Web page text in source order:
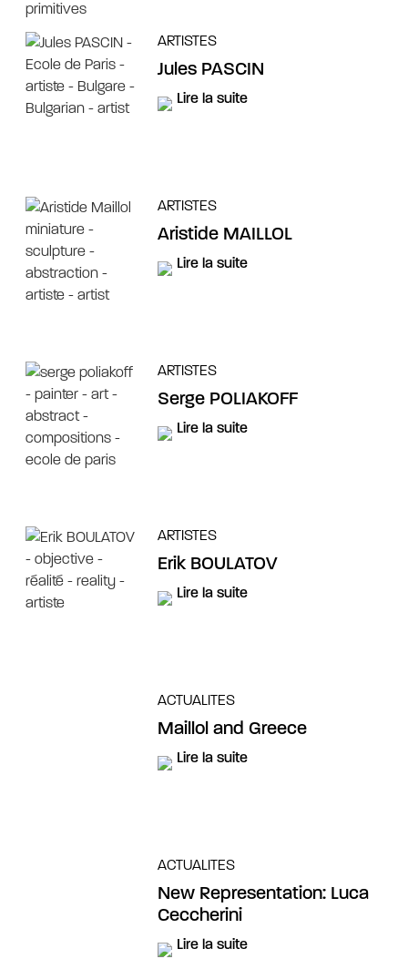
ARTISTES
Jules PASCIN
Lire la suite
ARTISTES
Aristide MAILLOL
Lire la suite
ARTISTES
Serge POLIAKOFF
Lire la suite
ARTISTES
Erik BOULATOV
Lire la suite
ACTUALITES
Maillol and Greece
Lire la suite
ACTUALITES
New Representation: Luca
Ceccherini
Lire la suite